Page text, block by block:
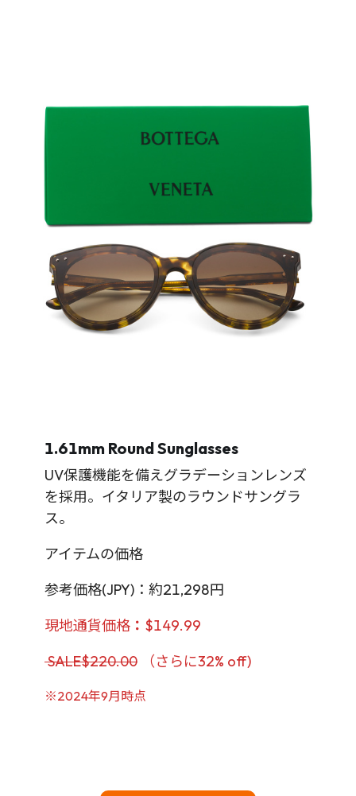
1.61mm Round Sunglasses
UV保護機能を備えグラデーションレンズ
を採用。イタリア製のラウンドサングラ
ス。
アイテムの価格
参考価格(JPY)：約21,298円
現地通貨価格 ： $149.99
SALE$220.00 （さらに32% off)
※2024年9月時点